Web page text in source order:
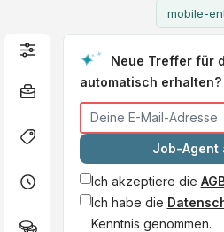
mobile-
Neue Treffer für
automatisch erhalten?
Job-Agent
Ich akzeptiere die
Ich habe die
Kenntnis genommen.